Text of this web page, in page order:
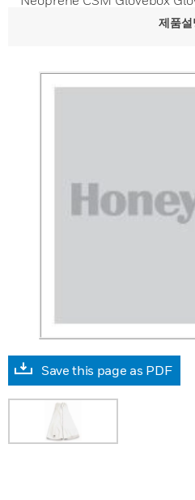
제품설
Save this page as PDF